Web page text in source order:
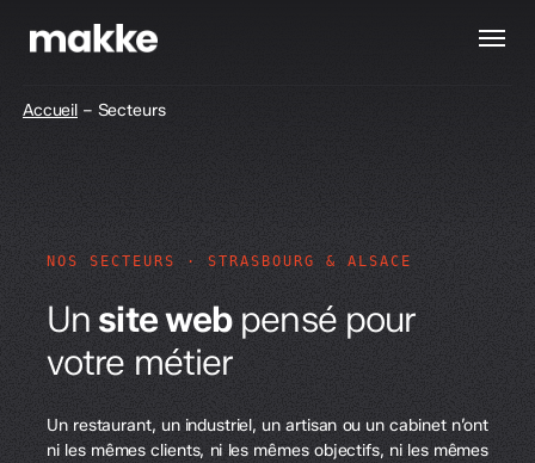
Menu
Accueil – Secteurs
NOS SECTEURS · STRASBOURG & ALSACE
Un site webpensé pour
votre métier
Un restaurant, un industriel, un artisan ou un cabinet n’ont
ni les mêmes clients, ni les mêmes objectifs, ni les mêmes